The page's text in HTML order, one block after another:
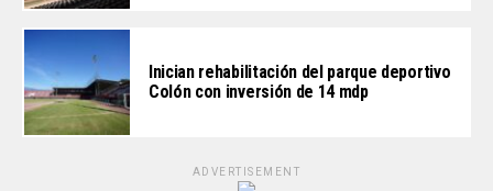
Inician rehabilitación del parque deportivo
Colón con inversión de 14 mdp
ADVERTISEMENT